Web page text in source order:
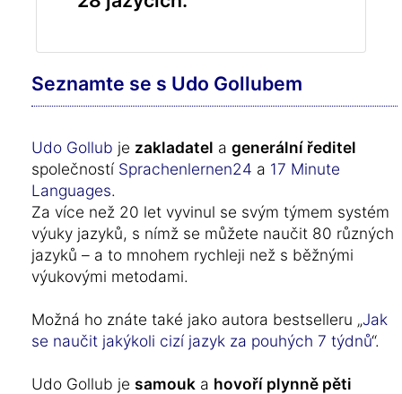
Seznamte se s Udo Gollubem
Udo Gollub je zakladatel a generální ředitel
společností Sprachenlernen24 a 17 Minute
Languages.
Za více než 20 let vyvinul se svým týmem systém
výuky jazyků, s nímž se můžete naučit 80 různých
jazyků – a to mnohem rychleji než s běžnými
výukovými metodami.
Možná ho znáte také jako autora bestselleru „Jak
se naučit jakýkoli cizí jazyk za pouhých 7 týdnů“.
Udo Gollub je samouk a hovoří plynně pěti